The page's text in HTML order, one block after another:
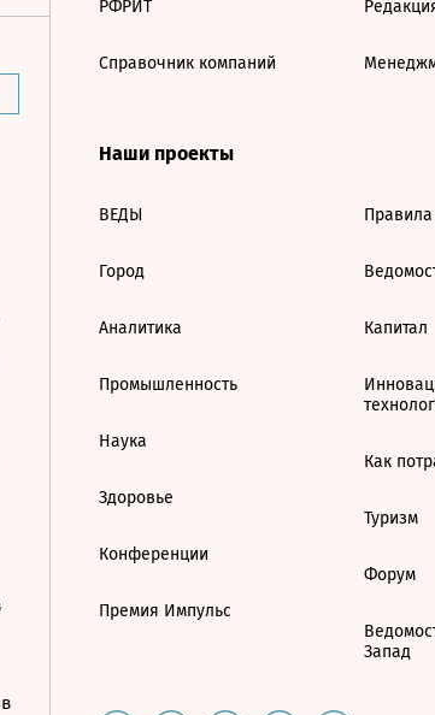
РФРИТ
Справочник компаний
Наши проекты
ВЕДЫ
Город
Аналитика
Промышленность
Наука
Здоровье
Конференции
Премия Импульс
Правила
Капитал
Как
Туризм
Форум
Запад